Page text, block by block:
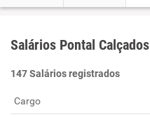
Salários Pontal Calçados
147 Salários registrados
Cargo